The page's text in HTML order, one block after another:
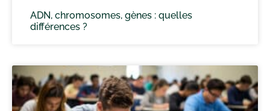
ADN, chromosomes, gènes : quelles
différences ?